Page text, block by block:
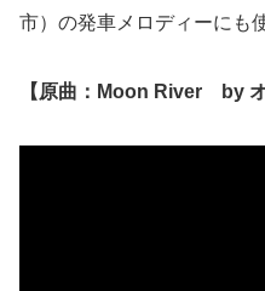
市）の発車メロディーにも
【原曲：Moon River by